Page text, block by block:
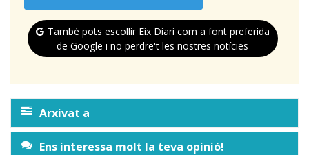
També pots escollir Eix Diari com a font preferida
de Google i no perdre't les nostres notícies
Arxivat a
Ens interessa molt la teva opinió!